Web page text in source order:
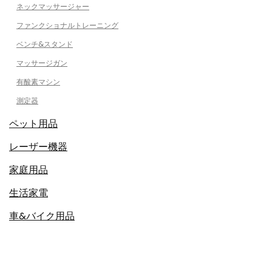
ネックマッサージャー
ファンクショナルトレーニング
ベンチ&スタンド
マッサージガン
有酸素マシン
測定器
ペット用品
レーザー機器
家庭用品
生活家電
車&バイク用品